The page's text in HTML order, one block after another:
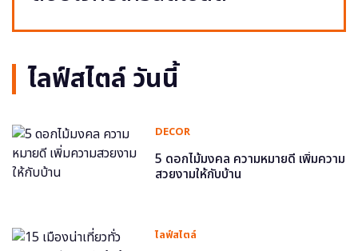
ไลฟ์สไตล์ วันนี้
DECOR
5 ดอกไม้มงคล ความหมายดี เพิ่มความ
สวยงามให้กับบ้าน
ไลฟ์สไตล์